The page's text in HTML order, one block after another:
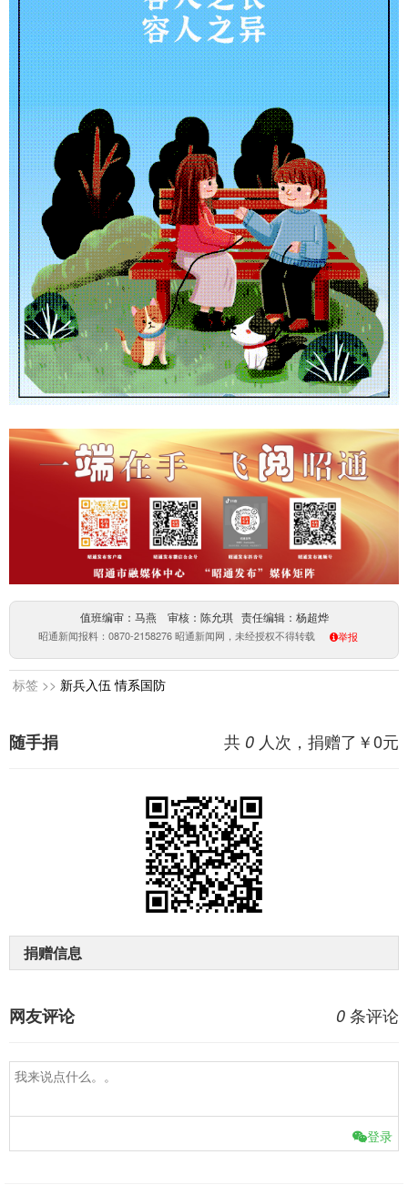
值班编审：马燕 审核：陈允琪 责任编辑：杨超烨
昭通新闻报料：0870-2158276 昭通新闻网，未经授权不得转载 举报
标签 >> 新兵入伍 情系国防
共 0 人次，捐赠了￥0元
随手捐
捐赠信息
0 条评论
网友评论
登录